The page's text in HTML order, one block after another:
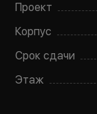
Проект
Корпус
Срок сдачи
Этаж